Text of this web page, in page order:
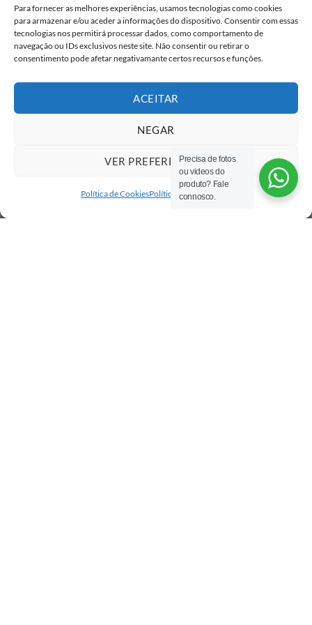
Para fornecer as melhores experiências, usamos tecnologias como cookies
para armazenar e/ou aceder a informações do dispositivo. Consentir com essas
tecnologias nos permitirá processar dados, como comportamento de
navegação ou IDs exclusivos neste site. Não consentir ou retirar o
consentimento pode afetar negativamante certos recursos e funções.
ACEITAR
NEGAR
VER PREFERÊNCIAS
Política de CookiesPolítica de privacidade
Precisa de fotos
ou videos do
produto? Fale
connosco.